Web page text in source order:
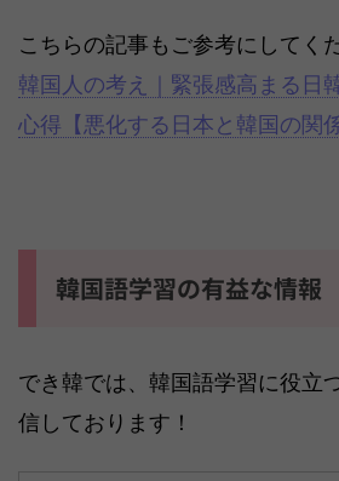
こちらの記事もご参考にしてく
韓国人の考え｜緊張感高まる日
心得【悪化する日本と韓国の関係
韓国語学習の有益な情報
でき韓では、韓国語学習に役立
信しております！